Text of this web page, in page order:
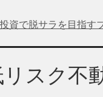
資で脱サラを目指す
スク不